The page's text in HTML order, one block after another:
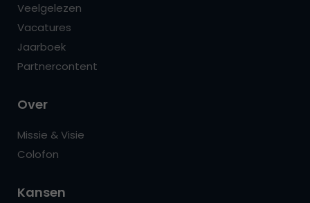
Veelgelezen
Vacatures
Jaarboek
Partnercontent
Over
Missie & Visie
Colofon
Kansen